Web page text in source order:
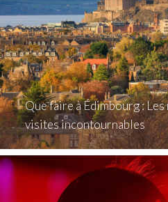
Que faire à Édimbourg :
visites incontournables